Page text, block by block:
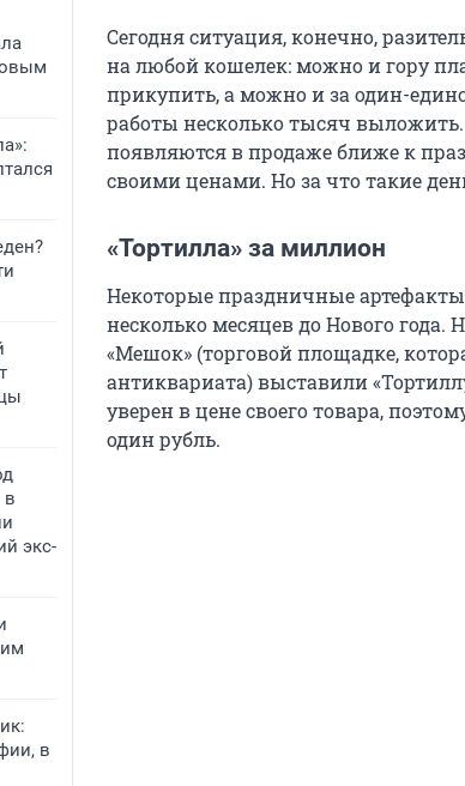
в
экс-
в
Сегодня ситуация, конечно,
на любой кошелек: можно и гору
прикупить, а можно и за один-
работы несколько тысяч
появляются в продаже ближе к
своими ценами. Но за что такие
«Тортилла» за миллион
Некоторые праздничные
несколько месяцев до Нового года.
«Мешок» (торговой площадке,
антиквариата) выставили
уверен в цене своего товара,
один рубль.